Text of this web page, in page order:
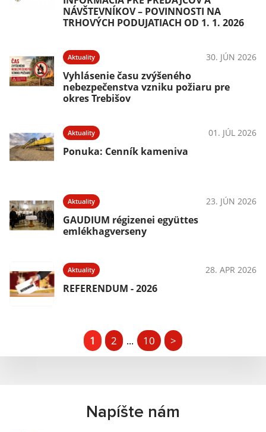
NÁVŠTEVNÍKOV – POVINNOSTI NA
TRHOVÝCH PODUJATIACH OD 1. 1. 2026
Aktuality 30. JÚN 2026
Vyhlásenie času zvýšeného
nebezpečenstva vzniku požiaru pre
okres Trebišov
Aktuality 01. JÚL 2026
Ponuka: Cenník kameniva
Aktuality 23. JÚN 2026
GAUDIUM régizenei együttes
emlékhagverseny
Aktuality 28. APR 2026
REFERENDUM - 2026
1 2 ... 10 >
Napíšte nám